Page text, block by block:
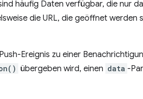
häufig Daten verfügbar, die nur
die URL, die geöffnet werden
Ereignis zu einer
übergeben wird, einen data -